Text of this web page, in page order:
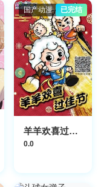
日笠阳子,巽悠衣
子,鸟海浩辅,深
田爱衣,斋贺光
希,杉田智和,濑
户麻沙美,子安武
人,浅沼晋太郎,
冈本信彦,志村由
美,日高里菜,日
野聪,福山润,竹
内良太,高森奈津
美
国产动漫 已完结
羊羊欢喜过佳节
0.0